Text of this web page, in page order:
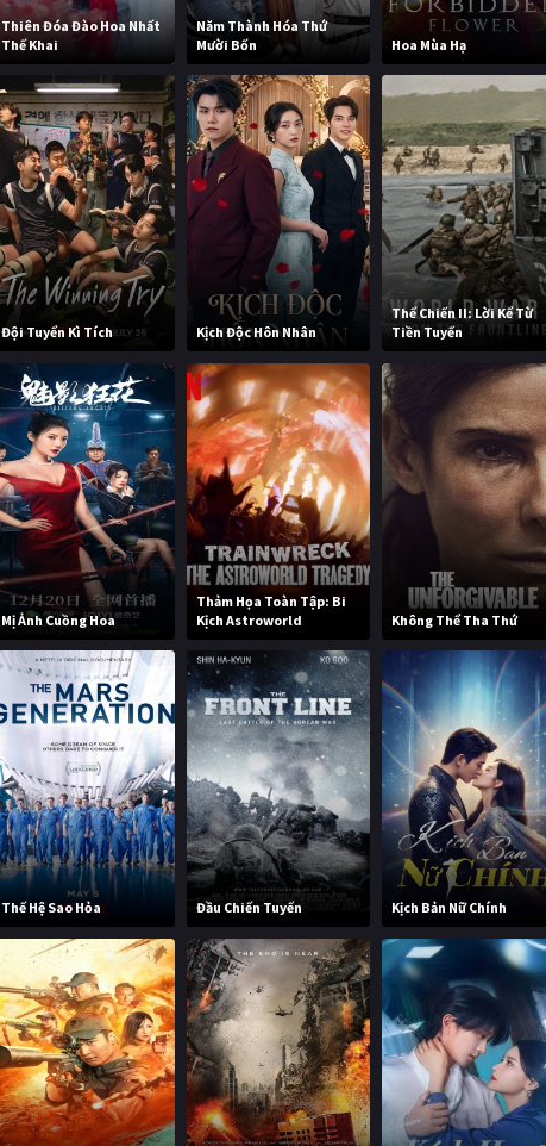
Thiên Đóa Đào Hoa Nhất
Thế Khai
Năm Thành Hóa Thứ
Mười Bốn
Hoa Mùa Hạ
Đội Tuyển Kì Tích Kịch Độc Hôn Nhân
Thế Chiến II: Lời Kể Từ
Tiền Tuyến
Mị Ảnh Cuồng Hoa
Thảm Họa Toàn Tập: Bi
Kịch Astroworld
Không Thể Tha Thứ
Thế Hệ Sao Hỏa Đầu Chiến Tuyến Kịch Bản Nữ Chính